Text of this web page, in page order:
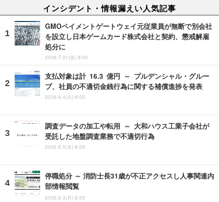
インシデント・情報漏えい人気記事
GMOペイメントゲートウェイ元従業員が無断で別会社
を設立し日本ゲームカード株式会社と契約、懲戒解雇
処分に
2026.7.31(金) 8:05
支払対象は計 16.3 億円 ～ プルデンシャル・グルー
プ、社員の不適切金銭行為に関する補償進捗を発表
2026.8.4(火) 8:05
調査データの加工や転用 ～ 大和ハウス工業子会社が
受託した地盤調査業務で不適切行為
2026.8.5(水) 8:05
停職処分 ～ 消防士長31歳が不正アクセスし人事関連内
部情報閲覧
2026.8.3(月) 8:05